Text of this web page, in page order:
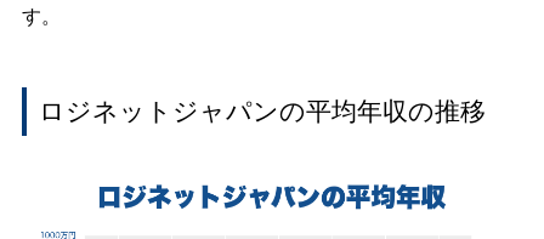
す。
ロジネットジャパンの平均年収の推移